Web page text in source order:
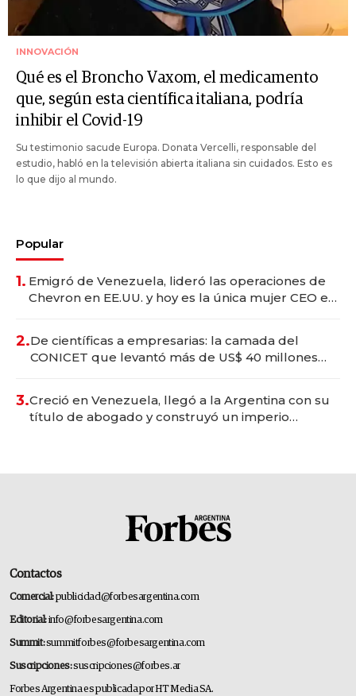
INNOVACIÓN
Qué es el Broncho Vaxom, el medicamento
que, según esta científica italiana, podría
inhibir el Covid-19
Su testimonio sacude Europa. Donata Vercelli, responsable del
estudio, habló en la televisión abierta italiana sin cuidados. Esto es
lo que dijo al mundo.
Popular
1. Emigró de Venezuela, lideró las operaciones de
Chevron en EE.UU. y hoy es la única mujer CEO en
2.De científicas a empresarias: la camada del
CONICET que levantó más de US$ 40 millones
3.Creció en Venezuela, llegó a la Argentina con su
título de abogado y construyó un imperio
Contactos
Comercial:publicidad@forbesargentina.com
Editorial:info@forbesargentina.com
Summit:summitforbes@forbesargentina.com
Suscripciones:suscripciones@forbes.ar
Forbes Argentina es publicada por HT Media SA.